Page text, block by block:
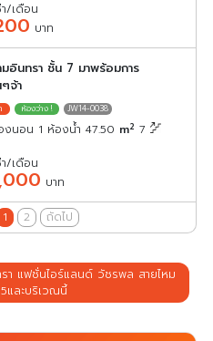
า/เดือน
บาท
อินทรา ชั้น 7 มาพร้อมการ
จ้า
JW14-0038
งนอน 1 ห้องน้ำ 47.50 m2 7
า/เดือน
บาท
1 2 ถัดไป
า แฟชั่นไอร์แลนด์ วัชรพล สายไหม
และบริเวณนี้